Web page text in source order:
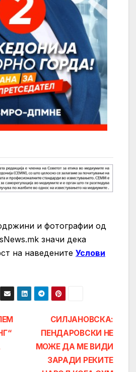
и фотографии од
значи дека
на нaведените Услови
СИЛЈАНОВСКА:
ПЕНДАРОВСКИ НЕ
МОЖЕ ДА МЕ ВИДИ
ЗАРАДИ РЕКИТЕ